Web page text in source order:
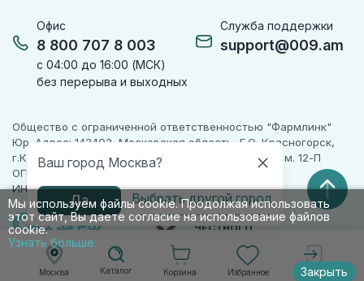
Москва
Ваш город Москва?
Да Выбрать другой город
Каталог Корзина Избранное Войти
Мы используем файлы cookie. Продолжая использовать
этот сайт, Вы даете согласие на использование файлов
cookie.
Узнать больше
Закрыть
Офис
8 800 707 8 003
с 04:00 до 16:00 (МСК)
без перерыва и выходных
Служба поддержки
support@009.am
Общество с ограниченной ответственностью "Фармлинк"
Юр. Адрес: 143402, Московская область, Г.О. Красногорск,
г.Красногорск, ул. Жуковского, д. 17, помещ. III, ком. 12-П
ОГРН 1225000071955
ИНН 5024223277
ПАРТНЕР
ЧЕСТНОГО